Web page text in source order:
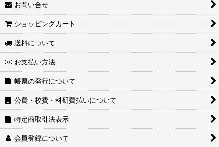
お問い合せ
ショッピングカート
送料について
お支払い方法
帳票の発行について
公費・校費・科研費払いについて
特定商取引法表示
会員登録について